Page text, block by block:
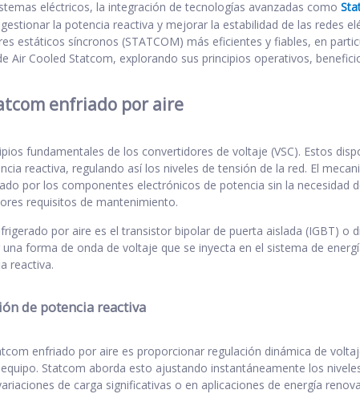
eléctricos, la integración de tecnologías avanzadas como
la potencia reactiva y mejorar la estabilidad de las redes
estáticos síncronos (STATCOM) más eficientes y fiables, en
Air Cooled Statcom, explorando sus principios operativos,
enfriado por aire
fundamentales de los convertidores de voltaje (VSC). Estos
reactiva, regulando así los niveles de tensión de la red. El
por los componentes electrónicos de potencia sin la necesidad
requisitos de mantenimiento.
por aire es el transistor bipolar de puerta aislada (IGBT)
forma de onda de voltaje que se inyecta en el sistema de
reactiva.
de potencia reactiva
enfriado por aire es proporcionar regulación dinámica de
Statcom aborda esto ajustando instantáneamente los
de carga significativas o en aplicaciones de energía